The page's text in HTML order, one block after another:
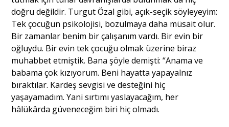
doğru değildir. Turgut Özal gibi, açık-seçik söyleyeyim:
Tek çocuğun psikolojisi, bozulmaya daha müsait olur.
Bir zamanlar benim bir çalışanım vardı. Bir evin bir
oğluydu. Bir evin tek çocuğu olmak üzerine biraz
muhabbet etmiştik. Bana şöyle demişti: “Anama ve
babama çok kızıyorum. Beni hayatta yapayalnız
bıraktılar. Kardeş sevgisi ve desteğini hiç
yaşayamadım. Yani sırtımı yaslayacağım, her
hâlükârda güveneceğim biri hiç olmadı.